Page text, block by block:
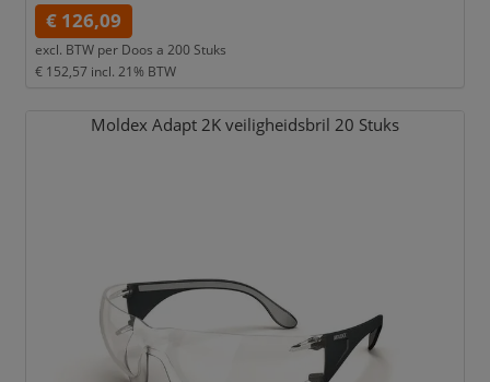
€ 126,09
excl. BTW per Doos a 200 Stuks
€ 152,57 incl. 21% BTW
Moldex Adapt 2K veiligheidsbril 20 Stuks